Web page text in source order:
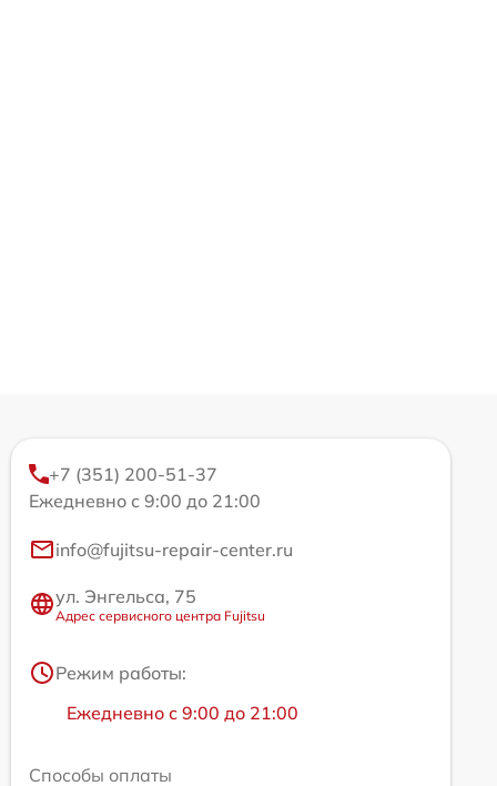
+7 (351) 200-51-37
Ежедневно с 9:00 до 21:00
info@fujitsu-repair-center.ru
ул. Энгельса, 75
Адрес сервисного центра Fujitsu
Режим работы:
Ежедневно с 9:00 до 21:00
Способы оплаты